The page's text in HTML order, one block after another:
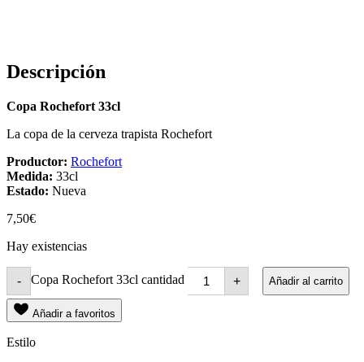
Descripción
Copa Rochefort 33cl
La copa de la cerveza trapista Rochefort
Productor: Rochefort
Medida: 33cl
Estado: Nueva
7,50€
Hay existencias
- Copa Rochefort 33cl cantidad + Añadir al carrito
Añadir a favoritos
Estilo